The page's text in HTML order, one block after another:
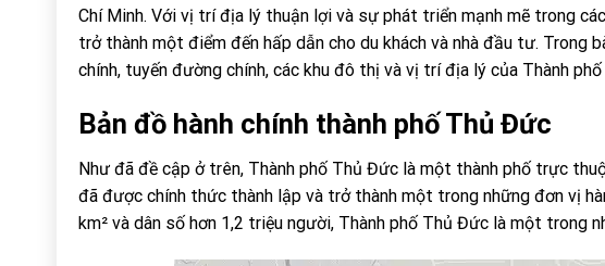
Chí Minh. Với vị trí địa lý thuận lợi và sự phát triển mạnh mẽ trong
trở thành một điểm đến hấp dẫn cho du khách và nhà đầu tư. Trong
chính, tuyến đường chính, các khu đô thị và vị trí địa lý của Thành
Bản đồ hành chính thành phố Thủ Đức
Như đã đề cập ở trên, Thành phố Thủ Đức là một thành phố trực
đã được chính thức thành lập và trở thành một trong những đơn vị
km² và dân số hơn 1,2 triệu người, Thành phố Thủ Đức là một trong